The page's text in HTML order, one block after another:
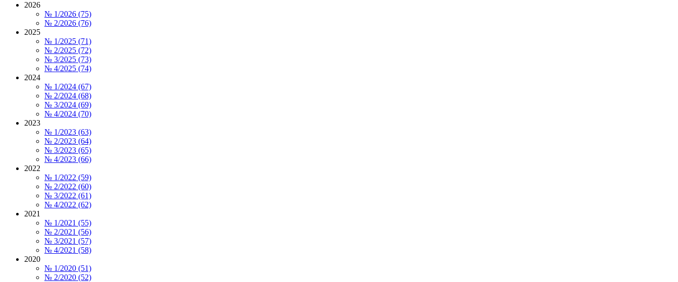
2026
№ 1/2026 (75)
№ 2/2026 (76)
2025
№ 1/2025 (71)
№ 2/2025 (72)
№ 3/2025 (73)
№ 4/2025 (74)
2024
№ 1/2024 (67)
№ 2/2024 (68)
№ 3/2024 (69)
№ 4/2024 (70)
2023
№ 1/2023 (63)
№ 2/2023 (64)
№ 3/2023 (65)
№ 4/2023 (66)
2022
№ 1/2022 (59)
№ 2/2022 (60)
№ 3/2022 (61)
№ 4/2022 (62)
2021
№ 1/2021 (55)
№ 2/2021 (56)
№ 3/2021 (57)
№ 4/2021 (58)
2020
№ 1/2020 (51)
№ 2/2020 (52)